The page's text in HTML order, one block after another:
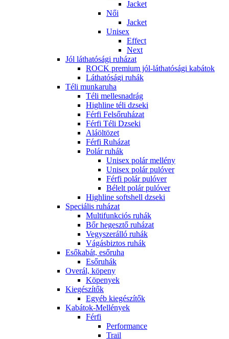
Jacket
Női
Jacket
Unisex
Effect
Next
Jól láthatósági ruházat
ROCK premium jól-láthatósági kabátok
Láthatósági ruhák
Téli munkaruha
Téli mellesnadrág
Highline téli dzseki
Férfi Felsőruházat
Férfi Téli Dzseki
Aláöltözet
Férfi Ruházat
Polár ruhák
Unisex polár mellény
Unisex polár pulóver
Férfi polár pulóver
Bélelt polár pulóver
Highline softshell dzseki
Speciális ruházat
Multifunkciós ruhák
Bőr hegesztő ruházat
Vegyszerálló ruhák
Vágásbiztos ruhák
Esőkabát, esőruha
Esőruhák
Overál, köpeny
Köpenyek
Kiegészítők
Egyéb kiegészítők
Kabátok-Mellények
Férfi
Performance
Trail